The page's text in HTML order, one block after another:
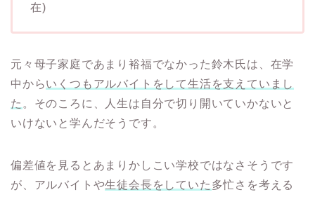
在)
元々母子家庭であまり裕福でなかった鈴木氏は、在学
中からいくつもアルバイトをして生活を支えていまし
た 。そのころに、人生は自分で切り開いていかないと
いけないと学んだそうです。
偏差値を見るとあまりかしこい学校ではなさそうです
が、アルバイトや生徒会長をしていた 多忙さを考える